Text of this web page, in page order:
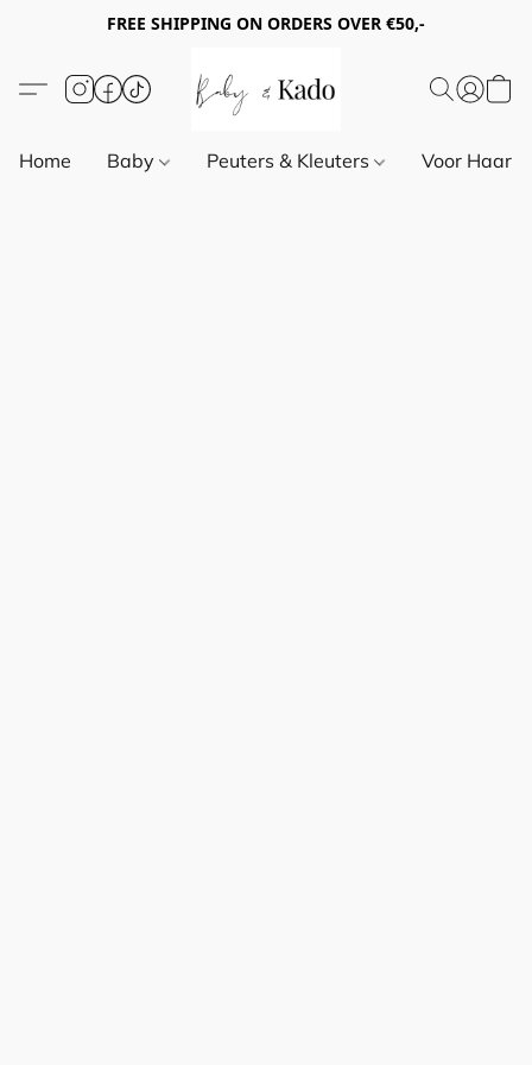
FREE SHIPPING ON ORDERS OVER €50,-
Home Baby Peuters & Kleuters Voor Haar